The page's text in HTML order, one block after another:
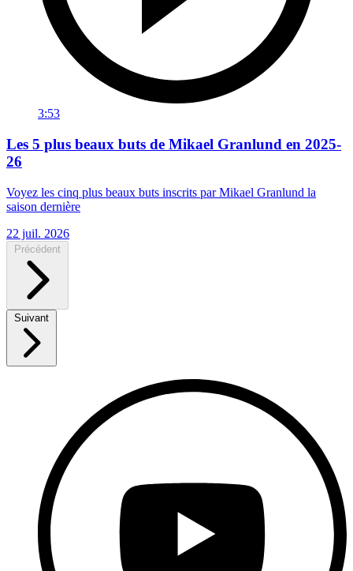
3:53
Les 5 plus beaux buts de Mikael Granlund en 2025-
26
Voyez les cinq plus beaux buts inscrits par Mikael Granlund la
saison dernière
22 juil. 2026
Précédent
Suivant